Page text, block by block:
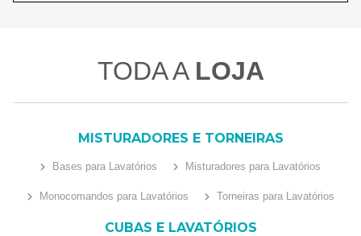
TODA A LOJA
MISTURADORES E TORNEIRAS
Bases para Lavatórios Misturadores para Lavatórios
Monocomandos para Lavatórios Torneiras para Lavatórios
CUBAS E LAVATÓRIOS